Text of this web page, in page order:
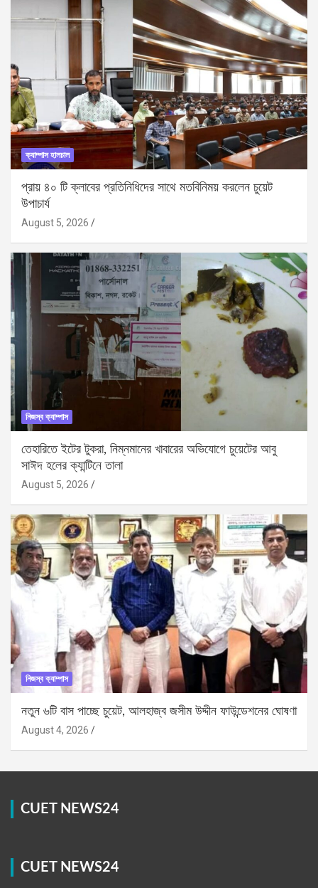
ক্যাম্পাস হালচাল
প্রায় ৪০ টি ক্লাবের প্রতিনিধিদের সাথে মতবিনিময় করলেন চুয়েট
উপাচার্য
August 5, 2026
নিজস্ব ক্যাম্পাস
তেহারিতে ইটের টুকরা, নিম্নমানের খাবারের অভিযোগে চুয়েটের আবু
সাঈদ হলের ক্যান্টিনে তালা
August 5, 2026
নিজস্ব ক্যাম্পাস
নতুন ৬টি বাস পাচ্ছে চুয়েট, আলহাজ্ব জসীম উদ্দীন ফাউন্ডেশনের ঘোষণা
August 4, 2026
CUET NEWS24
CUET NEWS24